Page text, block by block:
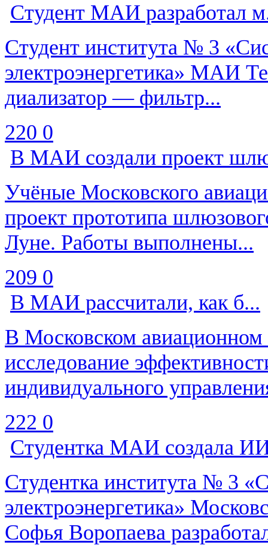
Студент МАИ разработал
Студент института № 3
электроэнергетика» МАИ
диализатор — фильтр...
220 0
В МАИ создали проект
Учёные Московского
проект прототипа
Луне. Работы выполнены...
209 0
В МАИ рассчитали, как б...
В Московском авиационном
исследование
индивидуального
222 0
Студентка МАИ создала
Студентка института № 3
электроэнергетика»
Софья Воропаева